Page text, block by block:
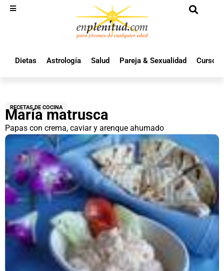
Dietas Astrología Salud Pareja & Sexualidad Cursos
RECETAS DE COCINA
María matrusca
Papas con crema, caviar y arenque ahumado